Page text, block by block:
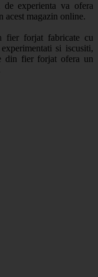
experienta va ofera
acest magazin online.
fier forjat fabricate cu
si iscusiti,
din fier forjat ofera un